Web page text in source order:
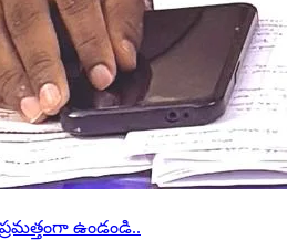
ఉండండి..